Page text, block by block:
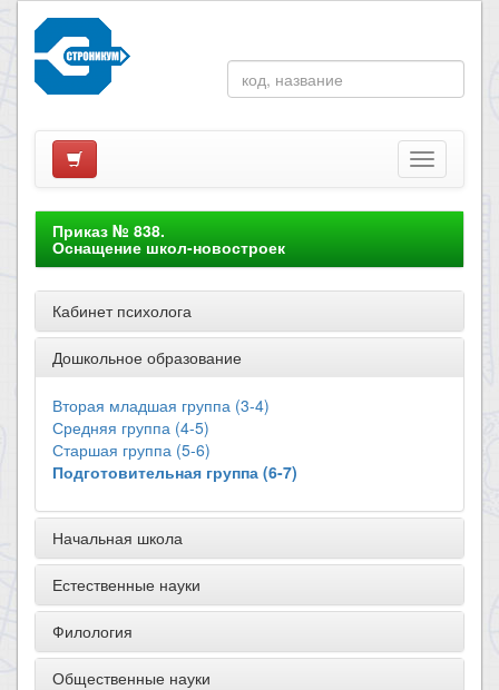
Приказ № 838.
Оснащение школ-новостроек
Кабинет психолога
Дошкольное образование
Вторая младшая группа (3-4)
Средняя группа (4-5)
Старшая группа (5-6)
Подготовительная группа (6-7)
Начальная школа
Естественные науки
Филология
Общественные науки